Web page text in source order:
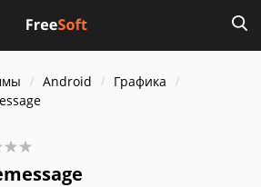
Android
Графика